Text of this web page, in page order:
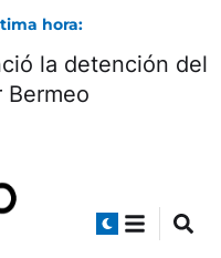
hora:
la detención del
Bermeo